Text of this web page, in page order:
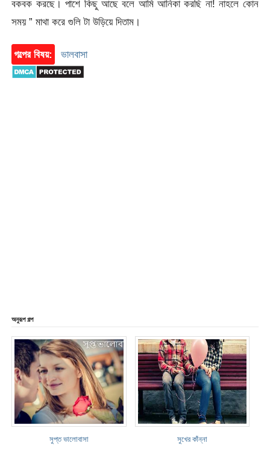
বকবক করছে। পাশে কিছু আছে বলে আমি আনিকা করছি না! নাহলে কোন
সময় ” মাথা করে গুলি টা উড়িয়ে দিতাম।
গল্পের বিষয়: ভালবাসা
অনুরূপ গল্প
সুপ্ত ভালোবাসা সুখের কাঁন্না